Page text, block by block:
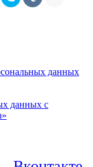
данных
данных с